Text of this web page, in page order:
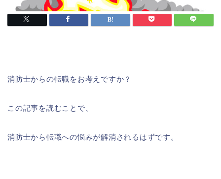
消防士からの転職をお考えですか？
この記事を読むことで、
消防士から転職への悩みが解消されるはずです。